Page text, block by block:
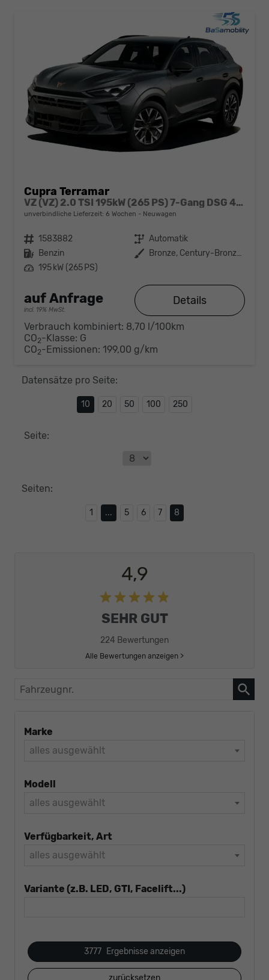
Cupra Terramar
VZ (VZ) 2.0 TSI 195kW (265 PS) 7-Gang DSG 4Drive
unverbindliche Lieferzeit: 6 Wochen Neuwagen
Fahrzeugnr. 1583882 Getriebe Automatik
Kraftstoff Benzin Außenfarbe
Bronze, Century-Bronze (L3)
Leistung 195 kW (265 PS)
auf Anfrage
incl. 19% MwSt.
Details
Verbrauch kombiniert: 8,70 l/100km
CO2-Klasse: G
CO2-Emissionen: 199,00 g/km
Datensätze pro Seite:
10 20 50 100 250
Seite:
Seiten:
1 ... 5 6 7 8
4,9
SEHR GUT
224 Bewertungen
Alle Bewertungen anzeigen >
Fahrzeugnr.
Marke
alles ausgewählt
Modell
alles ausgewählt
Verfügbarkeit, Art
alles ausgewählt
Variante (z.B. LED, GTI, Facelift...)
3777 Ergebnisse anzeigen